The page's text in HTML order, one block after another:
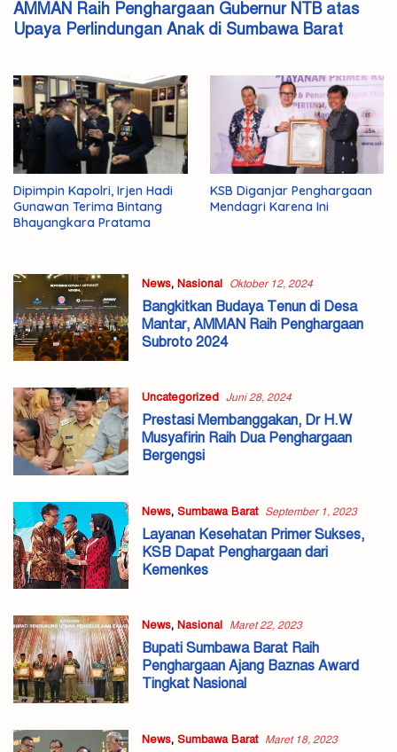
AMMAN Raih Penghargaan Gubernur NTB atas
Upaya Perlindungan Anak di Sumbawa Barat
Dipimpin Kapolri, Irjen Hadi
Gunawan Terima Bintang
Bhayangkara Pratama
KSB Diganjar Penghargaan
Mendagri Karena Ini
News, Nasional Oktober 12, 2024
Bangkitkan Budaya Tenun di Desa
Mantar, AMMAN Raih Penghargaan
Subroto 2024
Uncategorized Juni 28, 2024
Prestasi Membanggakan, Dr H.W
Musyafirin Raih Dua Penghargaan
Bergengsi
News, Sumbawa Barat September 1, 2023
Layanan Kesehatan Primer Sukses,
KSB Dapat Penghargaan dari
Kemenkes
News, Nasional Maret 22, 2023
Bupati Sumbawa Barat Raih
Penghargaan Ajang Baznas Award
Tingkat Nasional
News, Sumbawa Barat Maret 18, 2023